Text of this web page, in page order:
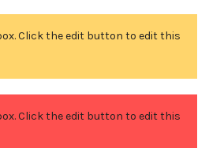
Click the edit button to edit this
Click the edit button to edit this